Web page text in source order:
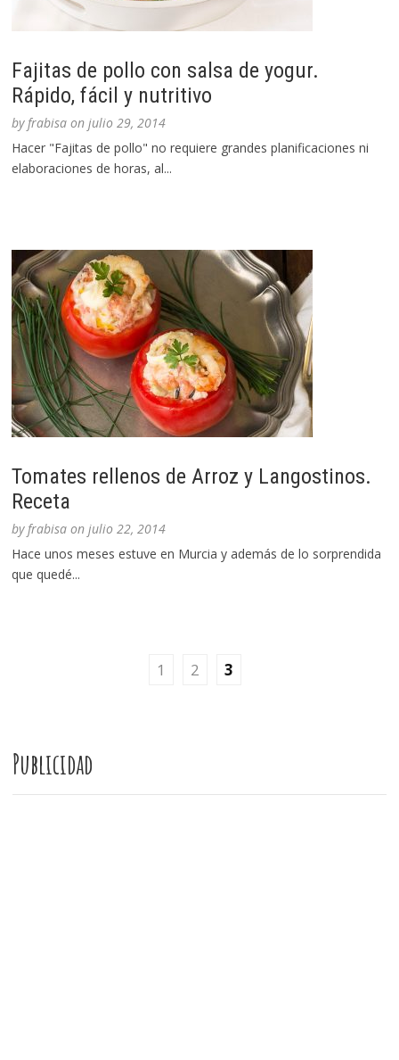
Fajitas de pollo con salsa de yogur.
Rápido, fácil y nutritivo
byfrabisa onjulio 29, 2014
Hacer "Fajitas de pollo" no requiere grandes planificaciones ni
elaboraciones de horas, al...
Tomates rellenos de Arroz y Langostinos.
Receta
byfrabisa onjulio 22, 2014
Hace unos meses estuve en Murcia y además de lo sorprendida
que quedé...
1 2 3
Publicidad